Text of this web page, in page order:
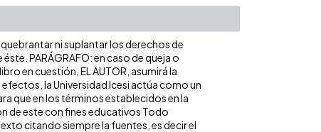
ni suplantar los derechos de
PARÁGRAFO: en caso de queja o
en cuestión, EL AUTOR, asumirá la
la Universidad Icesi actúa como un
que en los términos establecidos en la
de este con fines educativos Todo
citando siempre la fuentes, es decir el